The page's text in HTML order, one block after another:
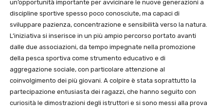
un’opportunità importante per avvicinare le nuove generazioni a
discipline sportive spesso poco conosciute, ma capaci di
sviluppare pazienza, concentrazione e sensibilità verso la natura.
L’iniziativa si inserisce in un più ampio percorso portato avanti
dalle due associazioni, da tempo impegnate nella promozione
della pesca sportiva come strumento educativo e di
aggregazione sociale, con particolare attenzione al
coinvolgimento dei più giovani. A colpire è stata soprattutto la
partecipazione entusiasta dei ragazzi, che hanno seguito con
curiosità le dimostrazioni degli istruttori e si sono messi alla prova